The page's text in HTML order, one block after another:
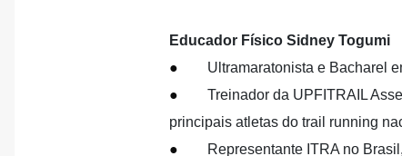
Educador Físico Sidney Togumi
● Ultramaratonista e Bacharel
● Treinador da UPFITRAIL
principais atletas do trail running
●
Representante ITRA no